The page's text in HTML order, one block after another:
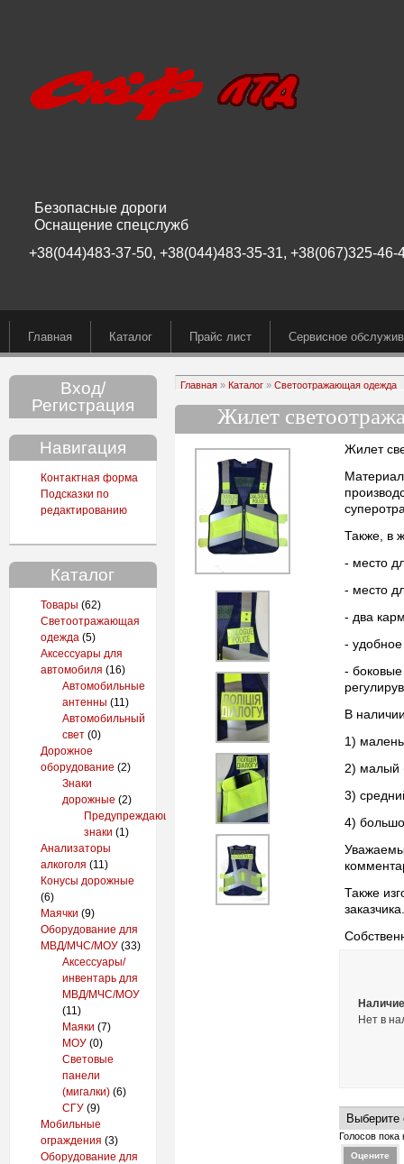
Безопасные дороги
Оснащение спецслужб
+38(044)483-37-50, +38(044)483-35-31, +38(067)325-46-
Главная Каталог Прайс лист Сервисное
Вход/
Регистрация
Навигация
Контактная форма
Подсказки по
редактированию
Каталог
Товары (62)
Светоотражающая
одежда (5)
Аксессуары для
автомобиля (16)
Автомобильные
антенны (11)
Автомобильный
свет (0)
Дорожное
оборудование (2)
Знаки
дорожные (2)
Предупреждающие
знаки (1)
Анализаторы
алкоголя (11)
Конусы дорожные
(6)
Маячки (9)
Оборудование для
МВД/МЧС/МОУ (33)
Аксессуары/
инвентарь для
МВД/МЧС/МОУ
(11)
Маяки (7)
МОУ (0)
Световые
панели
(мигалки) (6)
СГУ (9)
Мобильные
ограждения (3)
Оборудование для
Главная» Каталог» Светоотражающая одежда
Жилет
Жилет
Также, в
- место
- место
- два
-
- боковые
В
1)
2) малый
3)
4)
Также
Нет в
Голосов пока